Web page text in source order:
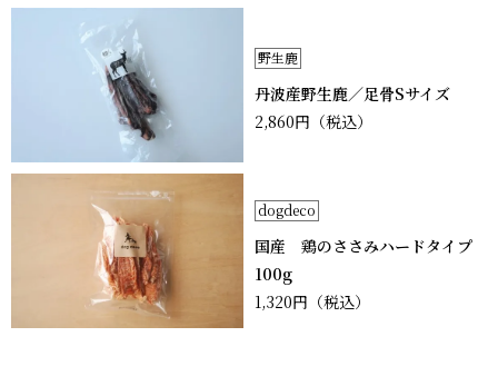
野生鹿
丹波産野生鹿／足骨Sサイズ
2,860円 （税込）
dogdeco
国産 鶏のささみハードタイプ
100g
1,320円 （税込）